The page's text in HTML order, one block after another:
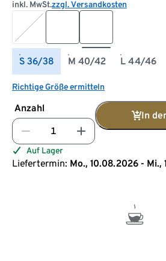
inkl. MwSt.zzgl. Versandkosten
S 36/38 M 40/42 L 44/46
Richtige Größe ermitteln
Anzahl
In
Auf Lager
Liefertermin: Mo., 10.08.2026 - Mi.,